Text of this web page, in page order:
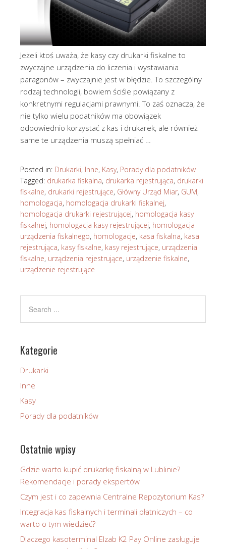
Jeżeli ktoś uważa, że kasy czy drukarki fiskalne to
zwyczajne urządzenia do liczenia i wystawiania
paragonów – zwyczajnie jest w błędzie. To szczególny
rodzaj technologii, bowiem ściśle powiązany z
konkretnymi regulacjami prawnymi. To zaś oznacza, że
nie tylko wielu podatników ma obowiązek
odpowiednio korzystać z kas i drukarek, ale również
same te urządzenia muszą spełniać …
Posted in: Drukarki, Inne, Kasy, Porady dla podatników
Tagged: drukarka fiskalna, drukarka rejestrująca, drukarki
fiskalne, drukarki rejestrujące, Główny Urząd Miar, GUM,
homologacja, homologacja drukarki fiskalnej,
homologacja drukarki rejestrującej, homologacja kasy
fiskalnej, homologacja kasy rejestrującej, homologacja
urządzenia fiskalnego, homologacje, kasa fiskalna, kasa
rejestrująca, kasy fiskalne, kasy rejestrujące, urządzenia
fiskalne, urządzenia rejestrujące, urządzenie fiskalne,
urządzenie rejestrujące
Kategorie
Drukarki
Inne
Kasy
Porady dla podatników
Ostatnie wpisy
Gdzie warto kupić drukarkę fiskalną w Lublinie?
Rekomendacje i porady ekspertów
Czym jest i co zapewnia Centralne Repozytorium Kas?
Integracja kas fiskalnych i terminali płatniczych – co
warto o tym wiedzieć?
Dlaczego kasoterminal Elzab K2 Pay Online zasługuje